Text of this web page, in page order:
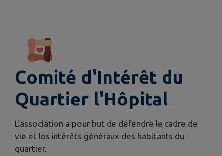
Comité d'Intérêt du
Quartier l'Hôpital
L'association a pour but de défendre le cadre de
vie et les intérêts généraux des habitants du
quartier.